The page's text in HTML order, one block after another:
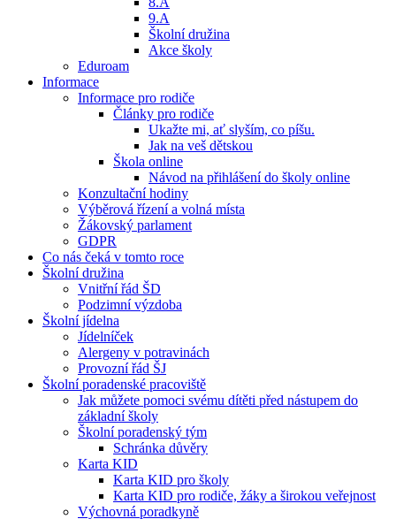
9.A
Školní družina
Akce školy
Eduroam
Informace
Informace pro rodiče
Články pro rodiče
Ukažte mi, ať slyším, co píšu.
Jak na veš dětskou
Škola online
Návod na přihlášení do školy online
Konzultační hodiny
Výběrová řízení a volná místa
Žákovský parlament
GDPR
Co nás čeká v tomto roce
Školní družina
Vnitřní řád ŠD
Podzimní výzdoba
Školní jídelna
Jídelníček
Alergeny v potravinách
Provozní řád ŠJ
Školní poradenské pracoviště
Jak můžete pomoci svému dítěti před nástupem do
základní školy
Školní poradenský tým
Schránka důvěry
Karta KID
Karta KID pro školy
Karta KID pro rodiče, žáky a širokou veřejnost
Výchovná poradkyně